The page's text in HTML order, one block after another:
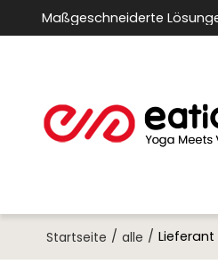
Maßgeschneiderte
Startseite / alle / Lieferant